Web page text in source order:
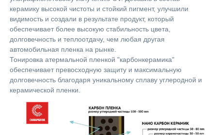
керамику высокой чистоты и стойкий пигмент, улучшили
видимость и создали в результате продукт, который
обеспечивает более высокую стабильность цвета,
долговечность и теплоотдачу, чем любая другая
автомобильная пленка на рынке.
Тонировка атермальной пленкой "карбонкерамика"
обеспечивает превосходную защиту и максимальную
долговечность благодаря уникальному сплаву углеродной и
керамической пленки.